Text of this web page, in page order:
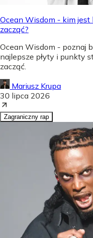
Ocean Wisdom - kim jest
zacząć?
Ocean Wisdom - poznaj
najlepsze płyty i punkty
zacząć.
Mariusz Krupa
30 lipca 2026
Zagraniczny rap